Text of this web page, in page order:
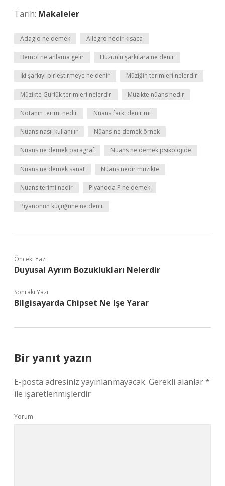
Tarih: Makaleler
Adagio ne demek Allegro nedir kısaca
Bemol ne anlama gelir Hüzünlü şarkılara ne denir
İki şarkıyı birleştirmeye ne denir Müziğin terimleri nelerdir
Müzikte Gürlük terimleri nelerdir Müzikte nüans nedir
Notanın terimi nedir Nüans farkı denir mi
Nüans nasıl kullanılır Nüans ne demek örnek
Nüans ne demek paragraf Nüans ne demek psikolojide
Nüans ne demek sanat Nüans nedir müzikte
Nüans terimi nedir Piyanoda P ne demek
Piyanonun küçüğüne ne denir
Önceki Yazı
Duyusal Ayrım Bozuklukları Nelerdir
Sonraki Yazı
Bilgisayarda Chipset Ne Işe Yarar
Bir yanıt yazın
E-posta adresiniz yayınlanmayacak. Gerekli alanlar*
ile işaretlenmişlerdir
Yorum